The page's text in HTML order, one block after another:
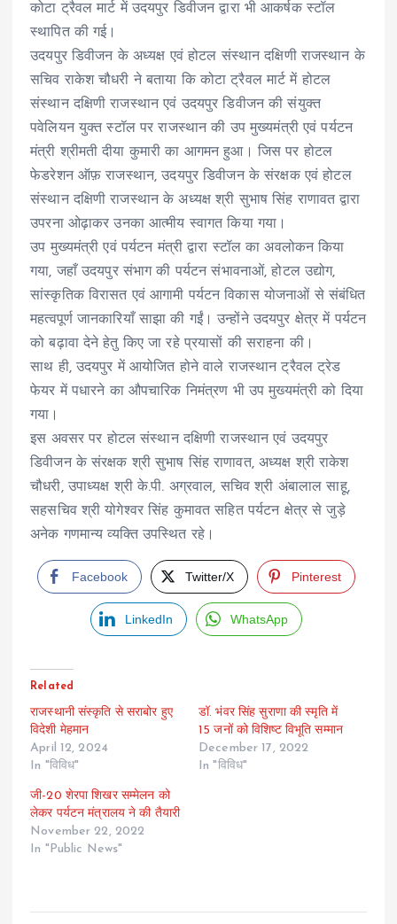
कोटा ट्रैवल मार्ट में उदयपुर डिवीजन द्वारा भी आकर्षक स्टॉल
स्थापित की गई।
उदयपुर डिवीजन के अध्यक्ष एवं होटल संस्थान दक्षिणी राजस्थान के
सचिव राकेश चौधरी ने बताया कि कोटा ट्रैवल मार्ट में होटल
संस्थान दक्षिणी राजस्थान एवं उदयपुर डिवीजन की संयुक्त
पवेलियन युक्त स्टॉल पर राजस्थान की उप मुख्यमंत्री एवं पर्यटन
मंत्री श्रीमती दीया कुमारी का आगमन हुआ। जिस पर होटल
फेडरेशन ऑफ़ राजस्थान, उदयपुर डिवीजन के संरक्षक एवं होटल
संस्थान दक्षिणी राजस्थान के अध्यक्ष श्री सुभाष सिंह राणावत द्वारा
उपरना ओढ़ाकर उनका आत्मीय स्वागत किया गया।
उप मुख्यमंत्री एवं पर्यटन मंत्री द्वारा स्टॉल का अवलोकन किया
गया, जहाँ उदयपुर संभाग की पर्यटन संभावनाओं, होटल उद्योग,
सांस्कृतिक विरासत एवं आगामी पर्यटन विकास योजनाओं से संबंधित
महत्वपूर्ण जानकारियाँ साझा की गईं। उन्होंने उदयपुर क्षेत्र में पर्यटन
को बढ़ावा देने हेतु किए जा रहे प्रयासों की सराहना की।
साथ ही, उदयपुर में आयोजित होने वाले राजस्थान ट्रैवल ट्रेड
फेयर में पधारने का औपचारिक निमंत्रण भी उप मुख्यमंत्री को दिया
गया।
इस अवसर पर होटल संस्थान दक्षिणी राजस्थान एवं उदयपुर
डिवीजन के संरक्षक श्री सुभाष सिंह राणावत, अध्यक्ष श्री राकेश
चौधरी, उपाध्यक्ष श्री के.पी. अग्रवाल, सचिव श्री अंबालाल साहू,
सहसचिव श्री योगेश्वर सिंह कुमावत सहित पर्यटन क्षेत्र से जुड़े
अनेक गणमान्य व्यक्ति उपस्थित रहे।
Facebook Twitter/X Pinterest
LinkedIn WhatsApp
Related
राजस्थानी संस्कृति से सराबोर हुए
विदेशी मेहमान
April 12, 2024
In "विविध"
डॉ. भंवर सिंह सुराणा की स्मृति में
15 जनों को विशिष्ट विभूति सम्मान
December 17, 2022
In "विविध"
जी-20 शेरपा शिखर सम्मेलन को
लेकर पर्यटन मंत्रालय ने की तैयारी
November 22, 2022
In "Public News"